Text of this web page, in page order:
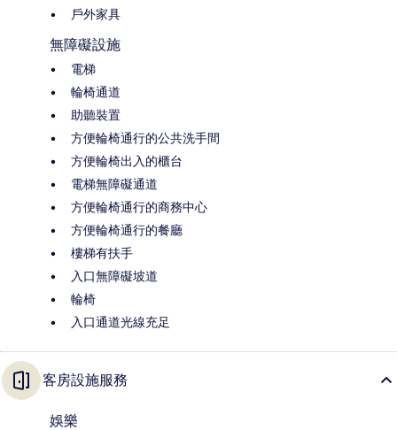
戶外家具
無障礙設施
電梯
輪椅通道
助聽裝置
方便輪椅通行的公共洗手間
方便輪椅出入的櫃台
電梯無障礙通道
方便輪椅通行的商務中心
方便輪椅通行的餐廳
樓梯有扶手
入口無障礙坡道
輪椅
入口通道光線充足
客房設施服務
娛樂